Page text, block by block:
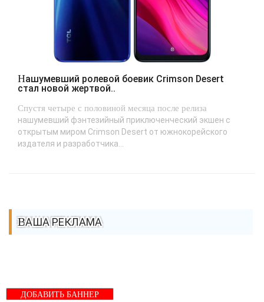
Нашумевший ролевой боевик Crimson Desert
стал новой жертвой..
Спустя четыре с половиной месяца после релиза
нашумевший фэнтезийный приключенческий экшен с
открытым миром Crimson Desert от южнокорейского
издателя и разработчика...
ВАША РЕКЛАМА
ДОБАВИТЬ БАННЕР